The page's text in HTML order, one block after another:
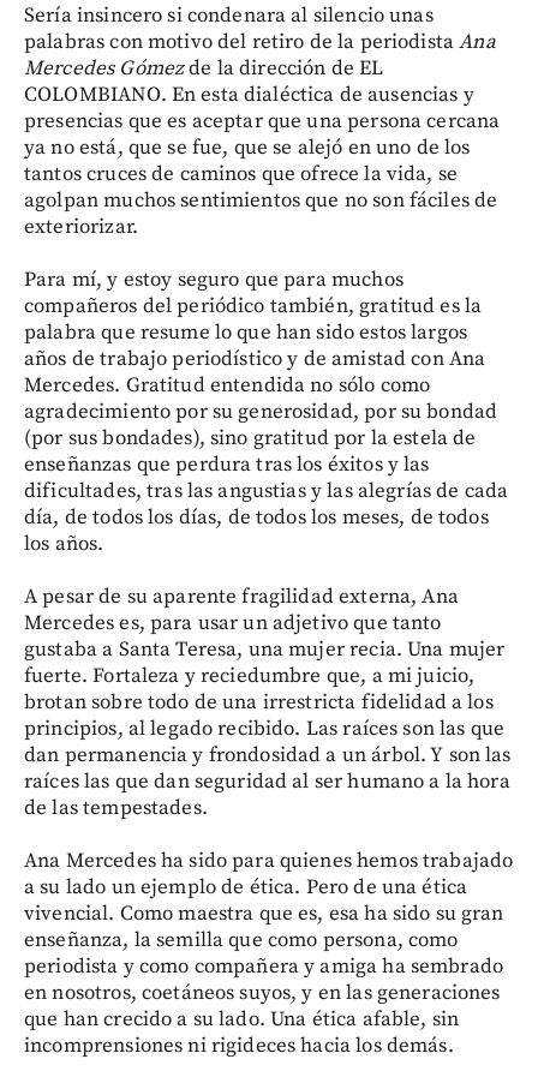
Sería insincero si condenara al silencio unas
palabras con motivo del retiro de la periodistaAna
Mercedes Gómezde la dirección de EL
COLOMBIANO. En esta dialéctica de ausencias y
presencias que es aceptar que una persona cercana
ya no está, que se fue, que se alejó en uno de los
tantos cruces de caminos que ofrece la vida, se
agolpan muchos sentimientos que no son fáciles de
exteriorizar.
Para mí, y estoy seguro que para muchos
compañeros del periódico también, gratitud es la
palabra que resume lo que han sido estos largos
años de trabajo periodístico y de amistad con Ana
Mercedes. Gratitud entendida no sólo como
agradecimiento por su generosidad, por su bondad
(por sus bondades), sino gratitud por la estela de
enseñanzas que perdura tras los éxitos y las
dificultades, tras las angustias y las alegrías de cada
día, de todos los días, de todos los meses, de todos
los años.
A pesar de su aparente fragilidad externa, Ana
Mercedes es, para usar un adjetivo que tanto
gustaba a Santa Teresa, una mujer recia. Una mujer
fuerte. Fortaleza y reciedumbre que, a mi juicio,
brotan sobre todo de una irrestricta fidelidad a los
principios, al legado recibido. Las raíces son las que
dan permanencia y frondosidad a un árbol. Y son las
raíces las que dan seguridad al ser humano a la hora
de las tempestades.
Ana Mercedes ha sido para quienes hemos trabajado
a su lado un ejemplo de ética. Pero de una ética
vivencial. Como maestra que es, esa ha sido su gran
enseñanza, la semilla que como persona, como
periodista y como compañera y amiga ha sembrado
en nosotros, coetáneos suyos, y en las generaciones
que han crecido a su lado. Una ética afable, sin
incomprensiones ni rigideces hacia los demás.